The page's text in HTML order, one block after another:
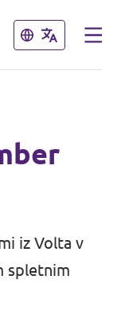
Zapri
stranka v
Zapri
iz Volta v
spletnim